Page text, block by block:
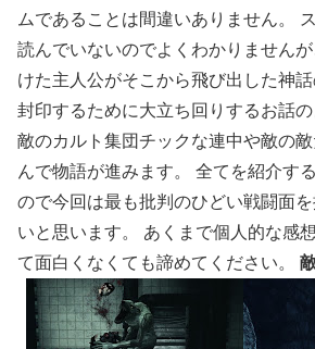
ムであることは間違いありません。
読んでいないのでよくわかりません
けた主人公がそこから飛び出した神
封印するために大立ち回りするお話
敵のカルト集団チックな連中や敵の
んで物語が進みます。 全てを紹介す
ので今回は最も批判のひどい戦闘面
いと思います。 あくまで個人的な感
て面白くなくても諦めてください。